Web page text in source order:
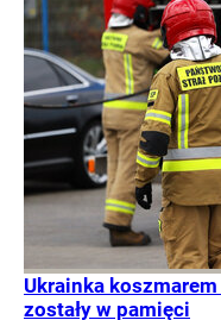
Ukrainka
zostały w pamięci